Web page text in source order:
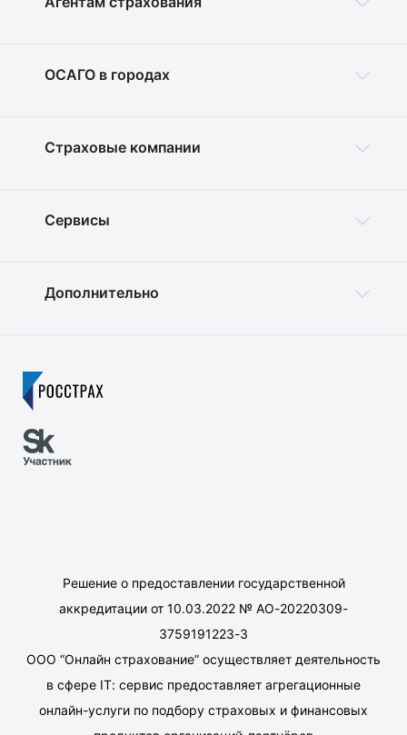
ОСАГО в городах
Страховые компании
Сервисы
Дополнительно
Решение о предоставлении государственной
аккредитации от 10.03.2022 № АО-20220309-
3759191223-3
ООО “Онлайн страхование” осуществляет деятельность
в сфере IT: сервис предоставляет агрегационные
онлайн-услуги по подбору страховых и финансовых